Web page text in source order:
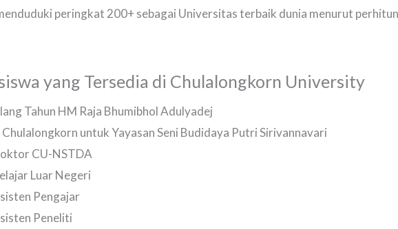
peringkat 200+ sebagai Universitas terbaik dunia menurut
yang Tersedia di Chulalongkorn University
Tahun HM Raja Bhumibhol Adulyadej
untuk Yayasan Seni Budidaya Putri Sirivannavari
CU-NSTDA
Luar Negeri
Pengajar
Peneliti